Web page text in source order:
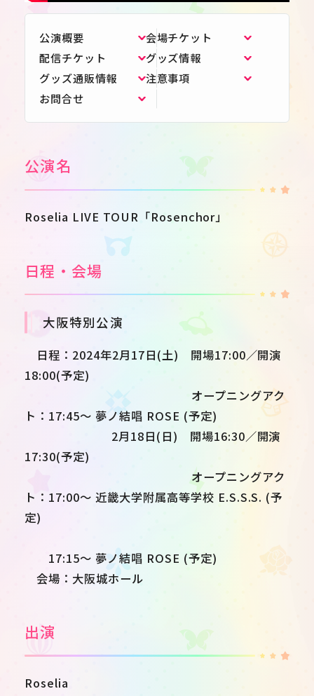
公演概要
会場チケット
配信チケット
グッズ情報
グッズ通販情報
注意事項
お問合せ
公演名
Roselia LIVE TOUR「Rosenchor」
日程・会場
大阪特別公演
日程：2024年2月17日(土) 開場17:00／開演
18:00(予定)
オープニングアク
ト：17:45～ 夢ノ結唱 ROSE (予定)
2月18日(日) 開場16:30／開演
17:30(予定)
オープニングアク
ト：17:00～ 近畿大学附属高等学校 E.S.S.S. (予
定)
17:15～ 夢ノ結唱 ROSE (予定)
会場：大阪城ホール
出演
Roselia